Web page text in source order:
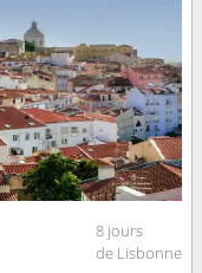
8 jours
de Lisbonne